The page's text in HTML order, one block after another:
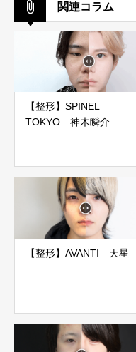
関連コラム
【整形】SPINEL
TOKYO 神木瞬介
【整形】AVANTI 天星